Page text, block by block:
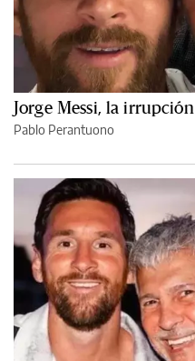
Jorge Messi, la
Pablo Perantuono